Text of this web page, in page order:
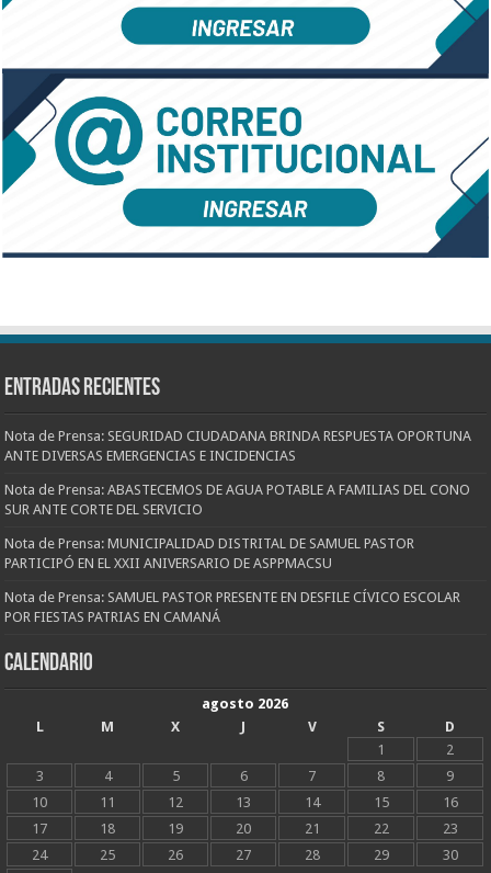
Entradas recientes
Nota de Prensa: SEGURIDAD CIUDADANA BRINDA RESPUESTA OPORTUNA
ANTE DIVERSAS EMERGENCIAS E INCIDENCIAS
Nota de Prensa: ABASTECEMOS DE AGUA POTABLE A FAMILIAS DEL CONO
SUR ANTE CORTE DEL SERVICIO
Nota de Prensa: MUNICIPALIDAD DISTRITAL DE SAMUEL PASTOR
PARTICIPÓ EN EL XXII ANIVERSARIO DE ASPPMACSU
Nota de Prensa: SAMUEL PASTOR PRESENTE EN DESFILE CÍVICO ESCOLAR
POR FIESTAS PATRIAS EN CAMANÁ
CALENDARIO
agosto 2026
L
M X J V S
D
1
2
3
4 5 6 7 8
9
10
11 12 13 14 15
16
17
18 19 20 21 22
23
24
25 26 27 28 29
30